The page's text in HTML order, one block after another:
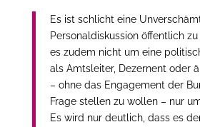
Es ist schlicht eine
Personaldiskussion öffentlich
es zudem nicht um eine
als Amtsleiter, Dezernent oder
– ohne das Engagement der
Frage stellen zu wollen – nur
Es wird nur deutlich, dass es